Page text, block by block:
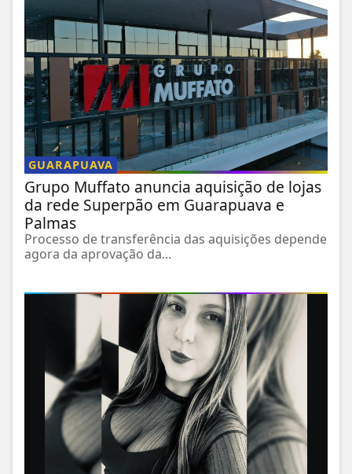
GUARAPUAVA
Grupo Muffato anuncia aquisição de lojas
da rede Superpão em Guarapuava e
Palmas
Processo de transferência das aquisições depende
agora da aprovação da...